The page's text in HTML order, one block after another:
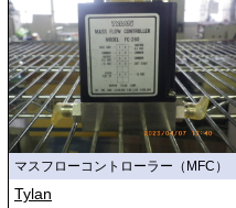
マスフローコントローラー（MFC）
Tylan